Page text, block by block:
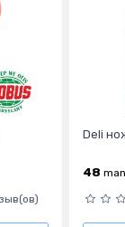
Deli
48 man